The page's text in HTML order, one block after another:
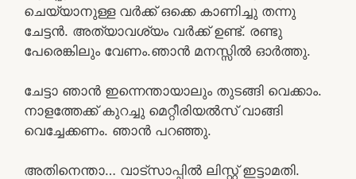
ചെയ്യാനുള്ള വർക്ക്‌ ഒക്കെ കാണിച്ചു തന്നു
ചേട്ടൻ. അത്യാവശ്യം വർക്ക്‌ ഉണ്ട്. രണ്ടു
പേരെങ്കിലും വേണം.ഞാൻ മനസ്സിൽ ഓർത്തു.
ചേട്ടാ ഞാൻ ഇന്നെന്തായാലും തുടങ്ങി വെക്കാം.
നാളത്തേക്ക് കുറച്ചു മെറ്റീരിയൽസ് വാങ്ങി
വെച്ചേക്കണം. ഞാൻ പറഞ്ഞു.
അതിനെന്താ… വാട്സാപ്പിൽ ലിസ്റ്റ് ഇട്ടാമതി.